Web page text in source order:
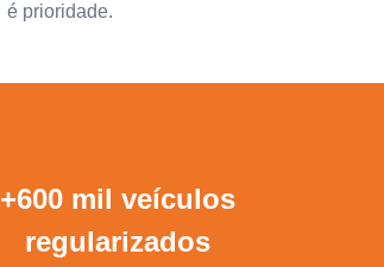
é prioridade.
+600 mil veículos
regularizados